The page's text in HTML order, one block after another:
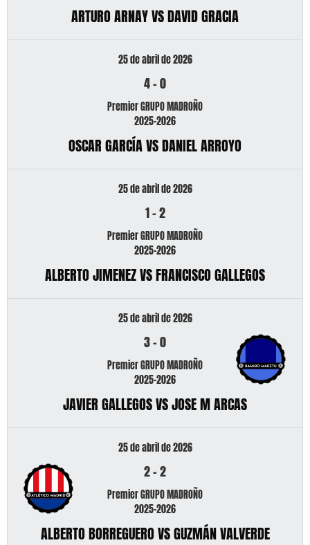
ARTURO ARNAY VS DAVID GRACIA
25 de abril de 2026
4-0
Premier GRUPO MADROÑO
2025-2026
OSCAR GARCÍA VS DANIEL ARROYO
25 de abril de 2026
1-2
Premier GRUPO MADROÑO
2025-2026
ALBERTO JIMENEZ VS FRANCISCO GALLEGOS
25 de abril de 2026
3-0
Premier GRUPO MADROÑO
2025-2026
JAVIER GALLEGOS VS JOSE M ARCAS
25 de abril de 2026
2-2
Premier GRUPO MADROÑO
2025-2026
ALBERTO BORREGUERO VS GUZMÁN VALVERDE